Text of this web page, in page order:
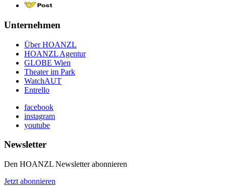
Unternehmen
Über HOANZL
HOANZL Agentur
GLOBE Wien
Theater im Park
WatchAUT
Entrello
facebook
instagram
youtube
Newsletter
Den HOANZL Newsletter abonnieren
Jetzt abonnieren